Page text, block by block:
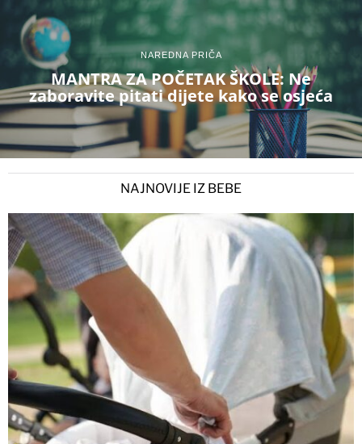
NAREDNA PRIČA
MANTRA ZA POČETAK ŠKOLE: Ne
zaboravite pitati dijete kako se osjeća
NAJNOVIJE IZ BEBE